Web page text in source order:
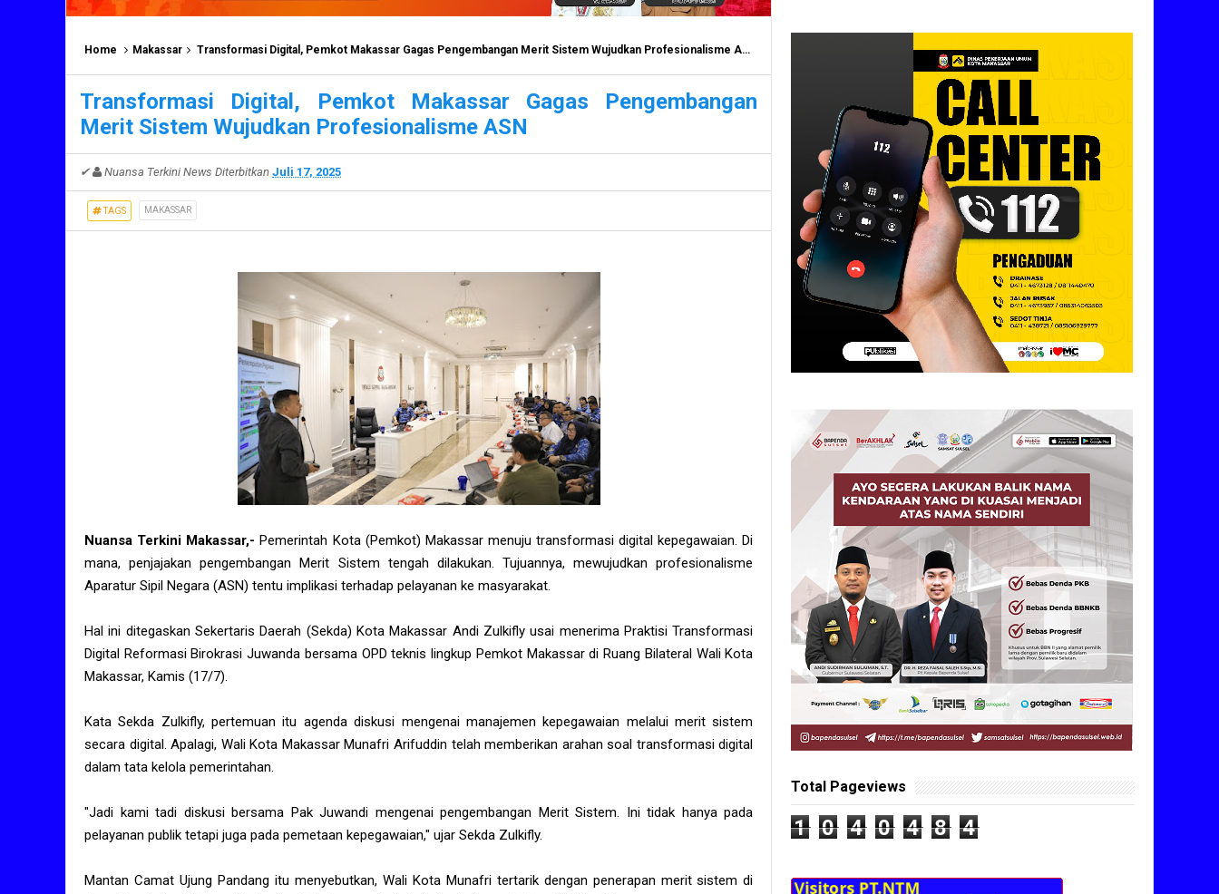
Home Makassar Transformasi Digital, Pemkot Makassar Gagas Pengembangan Merit Sistem Wujudkan Profesionalisme ASN
Transformasi Digital, Pemkot Makassar Gagas Pengembangan
Merit Sistem Wujudkan Profesionalisme ASN
✔ Nuansa Terkini News Diterbitkan Juli 17, 2025
TAGS MAKASSAR
Nuansa Terkini Makassar,-Pemerintah Kota (Pemkot) Makassar menuju transformasi digital kepegawaian. Di
mana, penjajakan pengembangan Merit Sistem tengah dilakukan. Tujuannya, mewujudkan profesionalisme
Aparatur Sipil Negara (ASN) tentu implikasi terhadap pelayanan ke masyarakat.
Hal ini ditegaskan Sekertaris Daerah (Sekda) Kota Makassar Andi Zulkifly usai menerima Praktisi Transformasi
Digital Reformasi Birokrasi Juwanda bersama OPD teknis lingkup Pemkot Makassar di Ruang Bilateral Wali Kota
Makassar, Kamis (17/7).
Kata Sekda Zulkifly, pertemuan itu agenda diskusi mengenai manajemen kepegawaian melalui merit sistem
secara digital. Apalagi, Wali Kota Makassar Munafri Arifuddin telah memberikan arahan soal transformasi digital
dalam tata kelola pemerintahan.
"Jadi kami tadi diskusi bersama Pak Juwandi mengenai pengembangan Merit Sistem. Ini tidak hanya pada
pelayanan publik tetapi juga pada pemetaan kepegawaian," ujar Sekda Zulkifly.
Mantan Camat Ujung Pandang itu menyebutkan, Wali Kota Munafri tertarik dengan penerapan merit sistem di
Total Pageviews
1 0 4 0 4 8 4